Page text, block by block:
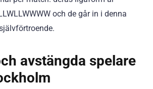
och de går in i denna
avstängda spelare